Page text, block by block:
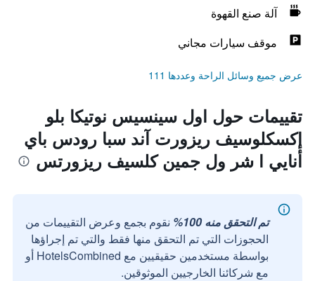
آلة صنع القهوة
موقف سيارات مجاني
عرض جميع وسائل الراحة وعددها 111
تقييمات حول اول سينسيس نوتيكا بلو
إكسكلوسيف ريزورت آند سبا رودس باي
أنايي ا شر ول جمين كلسيف ريزورتس
تم التحقق منه 100%
نقوم بجمع وعرض التقييمات من
الحجوزات التي تم التحقق منها فقط والتي تم إجراؤها
بواسطة مستخدمين حقيقيين مع HotelsCombined أو
مع شركائنا الخارجيين الموثوقين.